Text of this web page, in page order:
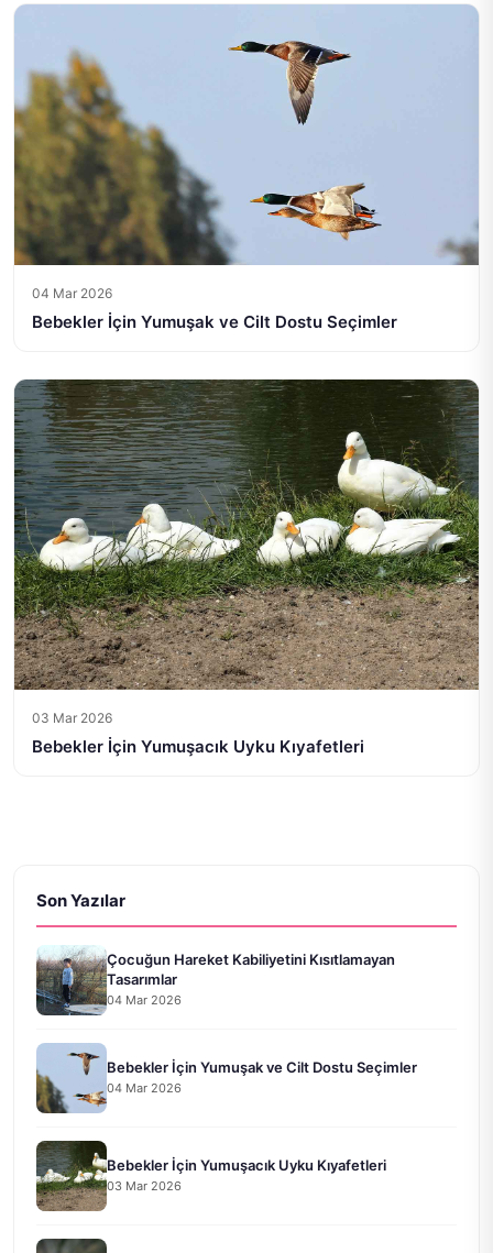
04 Mar 2026
Bebekler İçin Yumuşak ve Cilt Dostu Seçimler
03 Mar 2026
Bebekler İçin Yumuşacık Uyku Kıyafetleri
Son Yazılar
Çocuğun Hareket Kabiliyetini Kısıtlamayan
Tasarımlar
04 Mar 2026
Bebekler İçin Yumuşak ve Cilt Dostu Seçimler
04 Mar 2026
Bebekler İçin Yumuşacık Uyku Kıyafetleri
03 Mar 2026